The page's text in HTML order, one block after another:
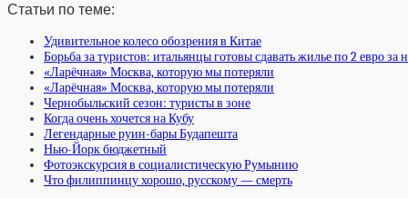
Статьи по теме:
Удивительное колесо обозрения в Китае
Борьба за туристов: итальянцы готовы сдавать жилье по 2 евро за
«Ларёчная» Москва, которую мы потеряли
«Ларёчная» Москва, которую мы потеряли
Чернобыльский сезон: туристы в зоне
Когда очень хочется на Кубу
Легендарные руин-бары Будапешта
Нью-Йорк бюджетный
Фотоэкскурсия в социалистическую Румынию
Что филиппинцу хорошо, русскому — смерть